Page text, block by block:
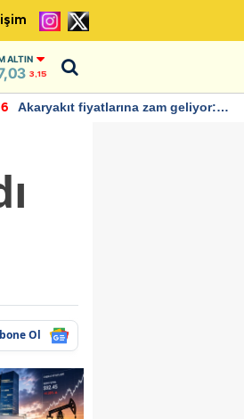
ALTIN
3,15
Akaryakıt fiyatlarına zam geliyor:
Ol